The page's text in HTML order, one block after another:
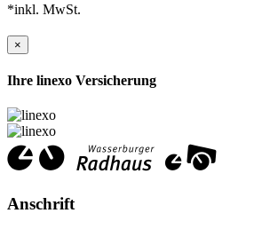
*inkl. MwSt.
×
Ihre linexo Versicherung
Anschrift